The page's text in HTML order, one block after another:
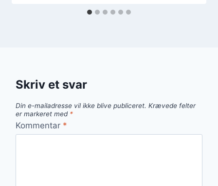
Skriv et svar
Din e-mailadresse vil ikke blive publiceret. Krævede felter
er markeret med *
Kommentar *